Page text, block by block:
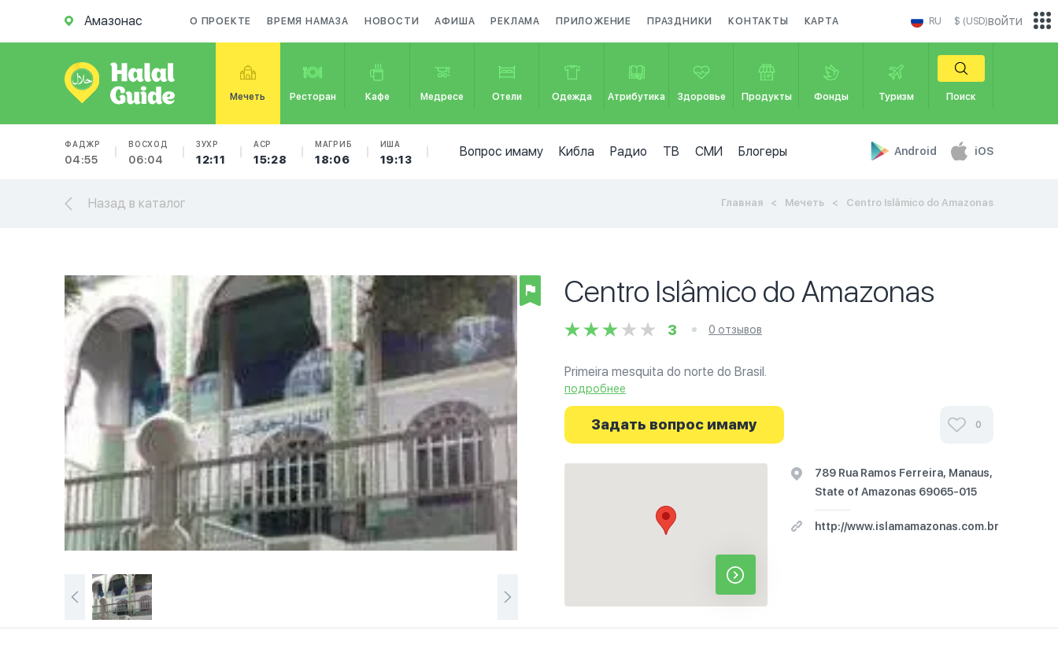
Амазонас О ПРОЕКТЕ ВРЕМЯ НАМАЗА НОВОСТИ АФИША РЕКЛАМА ПРИЛОЖЕНИЕ ПРАЗДНИКИ КОНТАКТЫ КАРТА RU $ (USD)
Мечеть Ресторан Кафе Медресе Отели Одежда Атрибутика Здоровье Продукты Фонды Туризм Поиск
ФАДЖР
04:55
ВОСХОД
06:04
ЗУХР
12:11
АСР
15:28
МАГРИБ
18:06
ИША
19:13
Вопрос имаму Кибла Радио ТВ СМИ Блогеры Android iOS
войти
Назад в каталог Главная Мечеть Centro Islâmico do Amazonas
Centro Islâmico do Amazonas
3 0 отзывов
Primeira mesquita do norte do Brasil.
Ознакомьтесь с отзывами посетителей Centro Islâmico do Amazonas в
г.Амазонас на фотографиях и узнайте о часах работы. Ваше духовное
путешествие начинается здесь.
подробнее
Задать вопрос имаму 0
789 Rua Ramos Ferreira, Manaus,
State of Amazonas 69065-015
http://www.islamamazonas.com.br